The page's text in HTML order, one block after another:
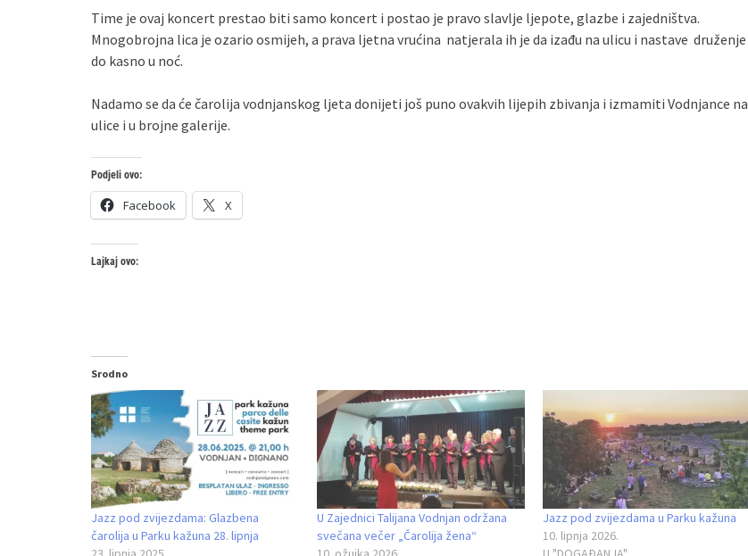
Time je ovaj koncert prestao biti samo koncert i postao je pravo slavlje ljepote, glazbe i zajedništva.
Mnogobrojna lica je ozario osmijeh, a prava ljetna vrućina natjerala ih je da izađu na ulicu i nastave druženje
do kasno u noć.
Nadamo se da će čarolija vodnjanskog ljeta donijeti još puno ovakvih lijepih zbivanja i izmamiti Vodnjance na
ulice i u brojne galerije.
Podjeli ovo:
Facebook X
Lajkaj ovo:
Srodno
Jazz pod zvijezdama: Glazbena
čarolija u Parku kažuna 28. lipnja
U Zajednici Talijana Vodnjan održana
svečana večer „Čarolija žena“
Jazz pod zvijezdama u Parku kažuna
10. lipnja 2026.